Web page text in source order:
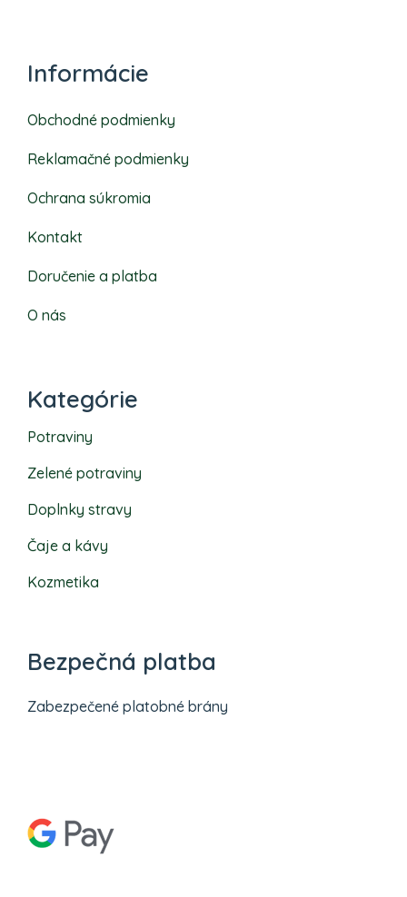
Informácie
Obchodné podmienky
Reklamačné podmienky
Ochrana súkromia
Kontakt
Doručenie a platba
O nás
Kategórie
Potraviny
Zelené potraviny
Doplnky stravy
Čaje a kávy
Kozmetika
Bezpečná platba
Zabezpečené platobné brány